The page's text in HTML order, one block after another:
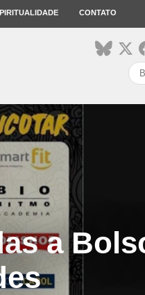
CONTATO
a